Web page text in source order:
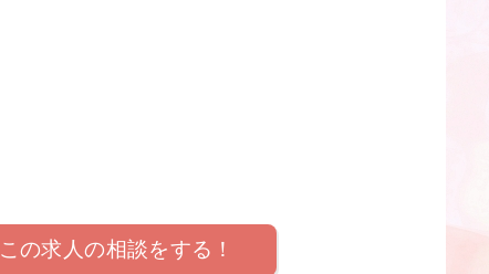
この求人の相談をする！